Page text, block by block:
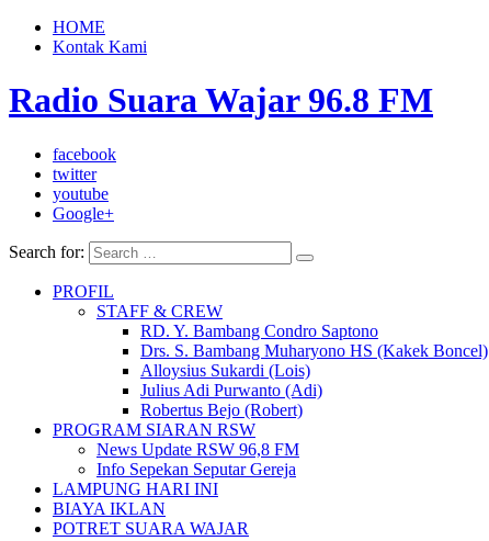
HOME
Kontak Kami
Radio Suara Wajar 96.8 FM
facebook
twitter
youtube
Google+
Search for:
PROFIL
STAFF & CREW
RD. Y. Bambang Condro Saptono
Drs. S. Bambang Muharyono HS (Kakek Boncel)
Alloysius Sukardi (Lois)
Julius Adi Purwanto (Adi)
Robertus Bejo (Robert)
PROGRAM SIARAN RSW
News Update RSW 96,8 FM
Info Sepekan Seputar Gereja
LAMPUNG HARI INI
BIAYA IKLAN
POTRET SUARA WAJAR